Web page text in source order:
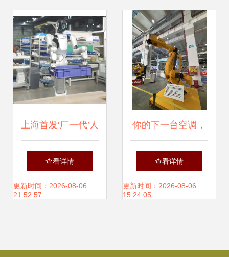
启智能财务新范式 器人新纪元
上海首发‘厂一代’人
形机器人 告别‘过
时’打工模式，具身
查看详情
更新时间：2026-08-06
21:52:57
你的下一台空调，
可能由机器人制造
装箱 智能机器人的
查看详情
更新时间：2026-08-06
15:24:05